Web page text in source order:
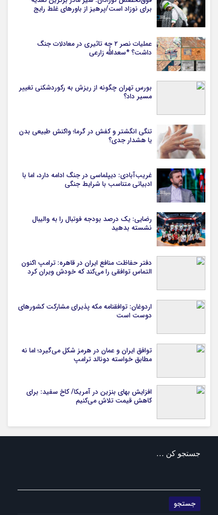
برای نوزاد است/پرهیز از باورهای غلط رایج
عملیات نصر ۲ چه تاثیری در معادلات جنگ
داشت؟ *سعدالله زارعی
بورس تهران چگونه از ریزش به رکوردشکنی تغییر
مسیر داد؟
تنگی انگشتر و کفش در گرما؛ واکنش طبیعی بدن
یا هشدار جدی؟
غریب‌آبادی: دیپلماسی در جنگ ادامه دارد، اما با
ادبیاتی متناسب با شرایط جنگی
رضایی: یک درصد بودجه فوتبال را به والیبال
نشسته بدهید
دفتر حفاظت منافع ایران در قاهره: ترامپ اکنون
التماس توافقی را می‌کند که خودش ویران کرد
اردوغان: توافقنامه مکه پذیرای مشارکت کشورهای
دوست است
توافق ایران و عمان در هرمز شکل می‌گیرد؛ اما نه
مطابق خواسته دونالد ترامپ
افزایش بهای بنزین در آمریکا/ کاخ سفید: برای
کاهش قیمت تلاش می‌کنیم
جستجو کن …